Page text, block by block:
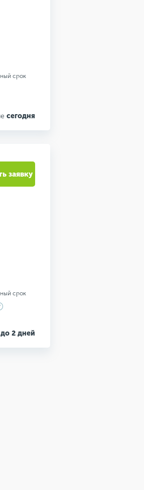
срок
сегодня
срок
до 2 дней
заявку